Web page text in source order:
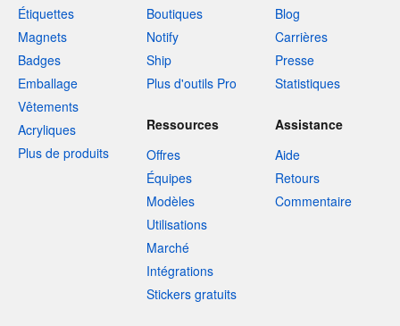
Étiquettes
Magnets
Badges
Emballage
Vêtements
Acryliques
Plus de produits
Boutiques
Notify
Ship
Plus d'outils Pro
Blog
Carrières
Presse
Statistiques
Ressources
Offres
Équipes
Modèles
Utilisations
Marché
Intégrations
Stickers gratuits
Assistance
Aide
Retours
Commentaire